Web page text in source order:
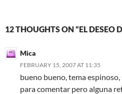
12 THOUGHTS ON “EL DESEO
Mica
FEBRUARY 15, 2007 AT 11:35
bueno bueno, tema
para comentar pero alguna